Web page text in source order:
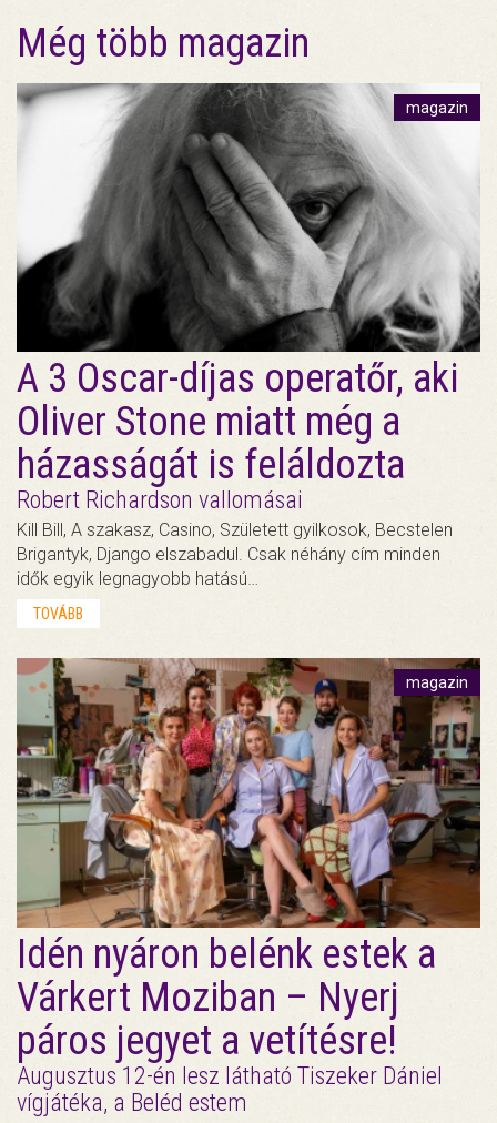
Még több magazin
magazin
A 3 Oscar-díjas operatőr, aki
Oliver Stone miatt még a
házasságát is feláldozta
Robert Richardson vallomásai
Kill Bill, A szakasz, Casino, Született gyilkosok, Becstelen
Brigantyk, Django elszabadul. Csak néhány cím minden
idők egyik legnagyobb hatású…
TOVÁBB
magazin
Idén nyáron belénk estek a
Várkert Moziban – Nyerj
páros jegyet a vetítésre!
Augusztus 12-én lesz látható Tiszeker Dániel
vígjátéka, a Beléd estem